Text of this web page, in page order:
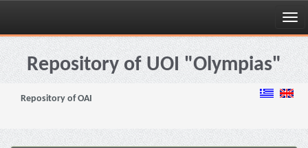
Skip
navigationRepository of UOI "Olympias"
Repository of OAI